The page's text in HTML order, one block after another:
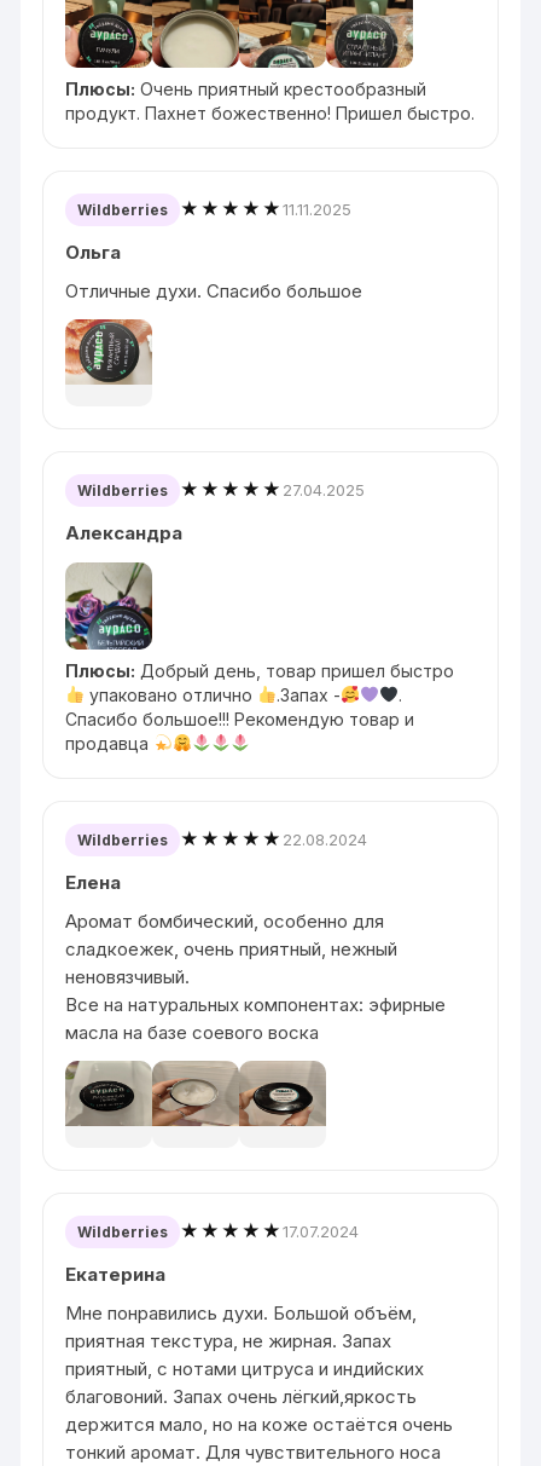
Плюсы: Очень приятный крестообразный
продукт. Пахнет божественно! Пришел быстро.
Wildberries ★★★★★11.11.2025
Ольга
Отличные духи. Спасибо большое
Wildberries ★★★★★ 27.04.2025
Александра
Плюсы: Добрый день, товар пришел быстро
упаковано отлично
.Запах -
.
Спасибо большое!!! Рекомендую товар и
продавца
Wildberries ★★★★★ 22.08.2024
Елена
Аромат бомбический, особенно для
сладкоежек, очень приятный, нежный
неновязчивый.
Все на натуральных компонентах: эфирные
масла на базе соевого воска
Wildberries ★★★★★17.07.2024
Екатерина
Мне понравились духи. Большой объём,
приятная текстура, не жирная. Запах
приятный, с нотами цитруса и индийских
благовоний. Запах очень лёгкий,яркость
держится мало, но на коже остаётся очень
тонкий аромат. Для чувствительного носа